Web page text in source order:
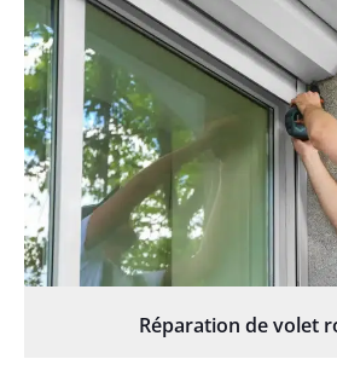
Réparation de volet